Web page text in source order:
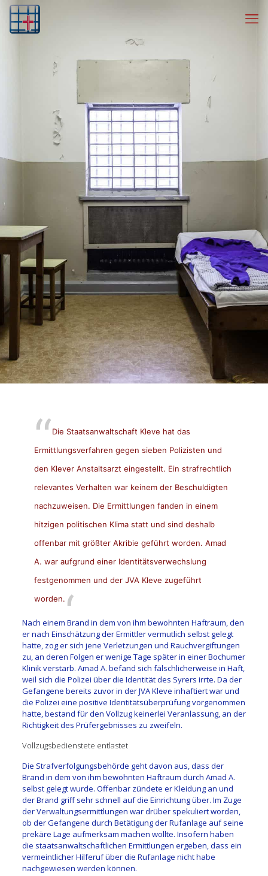
Die Staatsanwaltschaft Kleve hat das
Ermittlungsverfahren gegen sieben Polizisten und
den Klever Anstaltsarzt eingestellt. Ein strafrechtlich
relevantes Verhalten war keinem der Beschuldigten
nachzuweisen. Die Ermittlungen fanden in einem
hitzigen politischen Klima statt und sind deshalb
offenbar mit größter Akribie geführt worden. Amad
A. war aufgrund einer Identitätsverwechslung
festgenommen und der JVA Kleve zugeführt
worden.
Nach einem Brand in dem von ihm bewohnten Haftraum, den
er nach Einschätzung der Ermittler vermutlich selbst gelegt
hatte, zog er sich jene Verletzungen und Rauchvergiftungen
zu, an deren Folgen er wenige Tage später in einer Bochumer
Klinik verstarb. Amad A. befand sich fälschlicherweise in Haft,
weil sich die Polizei über die Identität des Syrers irrte. Da der
Gefangene bereits zuvor in der JVA Kleve inhaftiert war und
die Polizei eine positive Identitätsüberprüfung vorgenommen
hatte, bestand für den Vollzug keinerlei Veranlassung, an der
Richtigkeit des Prüfergebnisses zu zweifeln.
Vollzugsbedienstete entlastet
Die Strafverfolgungsbehörde geht davon aus, dass der
Brand in dem von ihm bewohnten Haftraum durch Amad A.
selbst gelegt wurde. Offenbar zündete er Kleidung an und
der Brand griff sehr schnell auf die Einrichtung über. Im Zuge
der Verwaltungsermittlungen war drüber spekuliert worden,
ob der Gefangene durch Betätigung der Rufanlage auf seine
prekäre Lage aufmerksam machen wollte. Insofern haben
die staatsanwaltschaftlichen Ermittlungen ergeben, dass ein
vermeintlicher Hilferuf über die Rufanlage nicht habe
nachgewiesen werden können.